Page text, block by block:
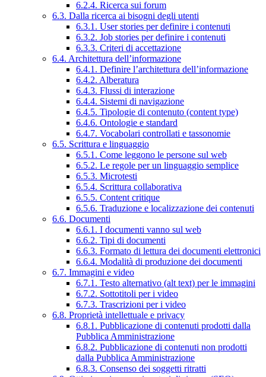
6.2.4. Ricerca sui forum
6.3. Dalla ricerca ai bisogni degli utenti
6.3.1. User stories per definire i contenuti
6.3.2. Job stories per definire i contenuti
6.3.3. Criteri di accettazione
6.4. Architettura dell’informazione
6.4.1. Definire l’architettura dell’informazione
6.4.2. Alberatura
6.4.3. Flussi di interazione
6.4.4. Sistemi di navigazione
6.4.5. Tipologie di contenuto (content type)
6.4.6. Ontologie e standard
6.4.7. Vocabolari controllati e tassonomie
6.5. Scrittura e linguaggio
6.5.1. Come leggono le persone sul web
6.5.2. Le regole per un linguaggio semplice
6.5.3. Microtesti
6.5.4. Scrittura collaborativa
6.5.5. Content critique
6.5.6. Traduzione e localizzazione dei contenuti
6.6. Documenti
6.6.1. I documenti vanno sul web
6.6.2. Tipi di documenti
6.6.3. Formato di lettura dei documenti elettronici
6.6.4. Modalità di produzione dei documenti
6.7. Immagini e video
6.7.1. Testo alternativo (alt text) per le immagini
6.7.2. Sottotitoli per i video
6.7.3. Trascrizioni per i video
6.8. Proprietà intellettuale e privacy
6.8.1. Pubblicazione di contenuti prodotti dalla
Pubblica Amministrazione
6.8.2. Pubblicazione di contenuti non prodotti
dalla Pubblica Amministrazione
6.8.3. Consenso dei soggetti ritratti